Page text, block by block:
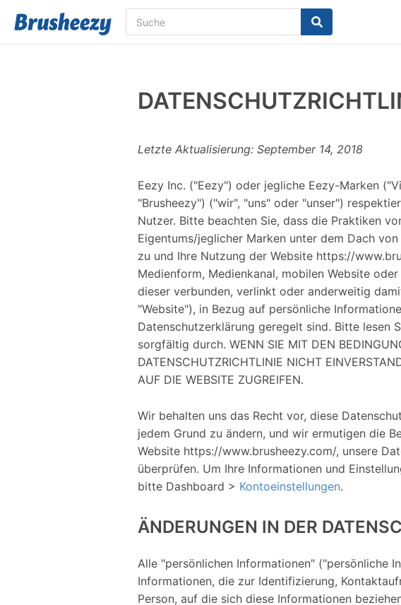
Letzte Aktualisierung: September 14, 2018
Eezy Inc. ("Eezy") oder jegliche Eezy-Marken
"Brusheezy") ("wir", "uns" oder "unser")
Nutzer. Bitte beachten Sie, dass die Praktiken
Eigentums/jeglicher Marken unter dem Dach
zu und Ihre Nutzung der Website https://
Medienform, Medienkanal, mobilen Website
dieser verbunden, verlinkt oder anderweitig
"Website"), in Bezug auf persönliche
Datenschutzerklärung geregelt sind. Bitte lesen
sorgfältig durch. WENN SIE MIT DEN
DATENSCHUTZRICHTLINIE NICHT
AUF DIE WEBSITE ZUGREIFEN.
Wir behalten uns das Recht vor, diese
jedem Grund zu ändern, und wir ermutigen die
Website https://www.brusheezy.com/, unsere
überprüfen. Um Ihre Informationen und
bitte Dashboard > Kontoeinstellungen.
ÄNDERUNGEN IN DER
Alle "persönlichen Informationen" ("persönliche
Informationen, die zur Identifizierung,
Person, auf die sich diese Informationen